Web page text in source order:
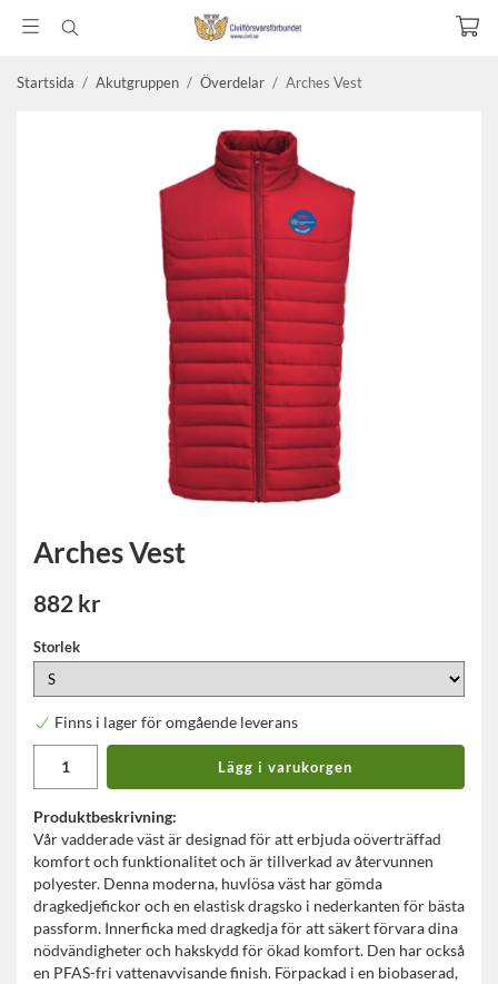
Startsida / Akutgruppen / Överdelar / Arches Vest
Arches Vest
882 kr
Storlek
Finns i lager för omgående leverans
Lägg i varukorgen
Produktbeskrivning:
Vår vadderade väst är designad för att erbjuda oöverträffad
komfort och funktionalitet och är tillverkad av återvunnen
polyester. Denna moderna, huvlösa väst har gömda
dragkedjefickor och en elastisk dragsko i nederkanten för bästa
passform. Innerficka med dragkedja för att säkert förvara dina
nödvändigheter och hakskydd för ökad komfort. Den har också
en PFAS-fri vattenavvisande finish. Förpackad i en biobaserad,